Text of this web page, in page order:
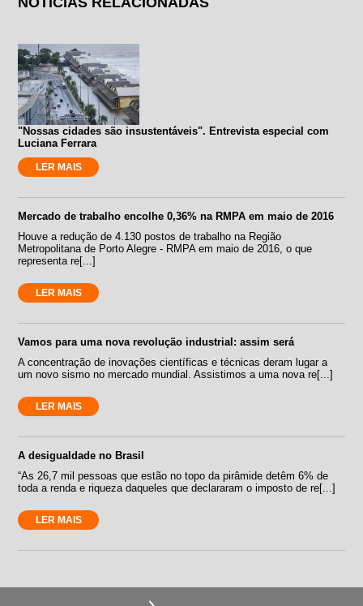
"Nossas cidades são insustentáveis". Entrevista especial com
Luciana Ferrara
LER MAIS
Mercado de trabalho encolhe 0,36% na RMPA em maio de 2016
Houve a redução de 4.130 postos de trabalho na Região
Metropolitana de Porto Alegre - RMPA em maio de 2016, o que
representa re[...]
LER MAIS
Vamos para uma nova revolução industrial: assim será
A concentração de inovações científicas e técnicas deram lugar a
um novo sismo no mercado mundial. Assistimos a uma nova re[...]
LER MAIS
A desigualdade no Brasil
“As 26,7 mil pessoas que estão no topo da pirâmide detêm 6% de
toda a renda e riqueza daqueles que declararam o imposto de re[...]
LER MAIS